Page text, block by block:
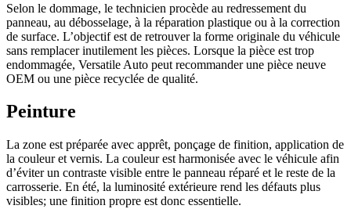
Selon le dommage, le technicien procède au redressement du
panneau, au débosselage, à la réparation plastique ou à la correction
de surface. L’objectif est de retrouver la forme originale du véhicule
sans remplacer inutilement les pièces. Lorsque la pièce est trop
endommagée, Versatile Auto peut recommander une pièce neuve
OEM ou une pièce recyclée de qualité.
Peinture
La zone est préparée avec apprêt, ponçage de finition, application de
la couleur et vernis. La couleur est harmonisée avec le véhicule afin
d’éviter un contraste visible entre le panneau réparé et le reste de la
carrosserie. En été, la luminosité extérieure rend les défauts plus
visibles; une finition propre est donc essentielle.